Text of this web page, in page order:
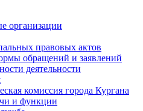
организации
правовых актов
обращений и заявлений
деятельности
комиссия города Кургана
и функции